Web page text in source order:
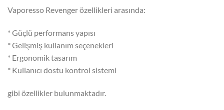
Vaporesso Revenger özellikleri arasında:
* Güçlü performans yapısı
* Gelişmiş kullanım seçenekleri
* Ergonomik tasarım
* Kullanıcı dostu kontrol sistemi
gibi özellikler bulunmaktadır.